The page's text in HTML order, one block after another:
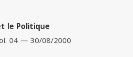
le Politique
04 — 30/08/2000